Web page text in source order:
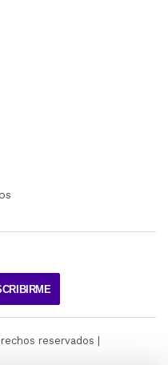
reservados |